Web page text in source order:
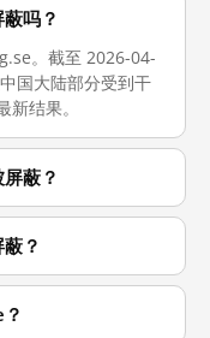
吗？
。截至 2026-04-
国大陆部分受到干
结果。
蔽？
？